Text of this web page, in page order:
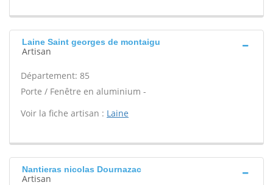
Laine Saint georges de montaigu
Artisan
Département: 85
Porte / Fenêtre en aluminium -
Voir la fiche artisan : Laine
Nantieras nicolas Dournazac
Artisan